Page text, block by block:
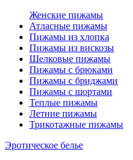
Женские пижамы
Атласные пижамы
Пижамы из хлопка
Пижамы из вискозы
Шелковые пижамы
Пижамы с брюками
Пижамы с бриджами
Пижамы с шортами
Теплые пижамы
Летние пижамы
Трикотажные пижамы
Эротическое белье